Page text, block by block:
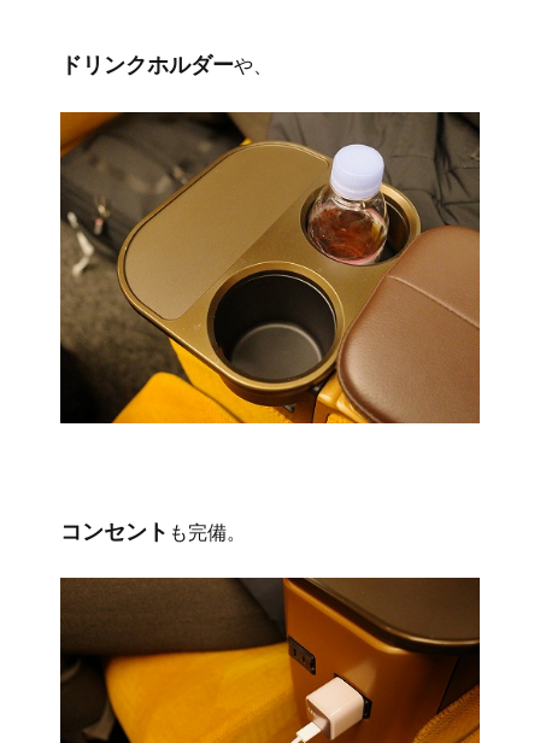
ドリンクホルダーや、
コンセント も完備。